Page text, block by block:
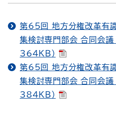
第65回 地方分権改革有
集検討専門部会 合同会議
364KB）
第65回 地方分権改革有
集検討専門部会 合同会議
384KB）